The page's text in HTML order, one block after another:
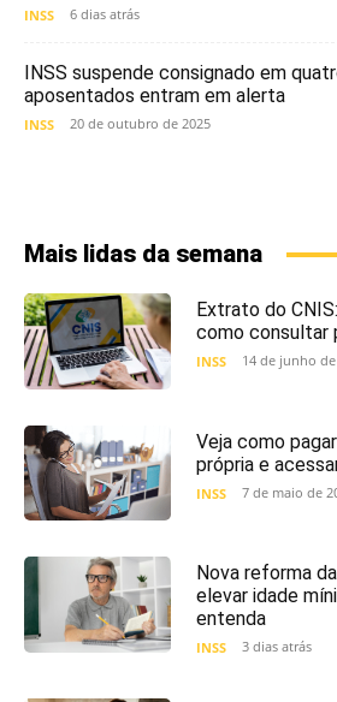
INSS 6 dias atrás
INSS suspende consignado em
aposentados entram em alerta
INSS 20 de outubro de 2025
Mais lidas da semana
Extrato do
como consultar
INSS 14 de junho
Veja como
própria e
INSS 7 de maio de
Nova reforma
elevar idade
entenda
INSS 3 dias atrás